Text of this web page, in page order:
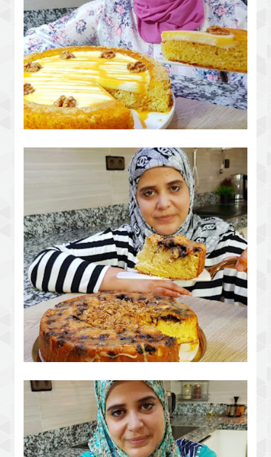
بسبوسة تليق فهد الصهد باردة ومنعشة
بكريمة رووعة
كيكة الياغورت بحشوة رائعة مسقية
بصوص لذيذ تستحق التجربة